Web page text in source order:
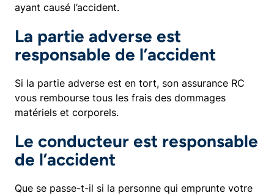
ayant causé l’accident.
La partie adverse est
responsable de l’accident
Si la partie adverse est en tort, son assurance RC
vous rembourse tous les frais des dommages
matériels et corporels.
​Le conducteur est responsable
de l’accident
Que se passe-t-il si la personne qui emprunte votre